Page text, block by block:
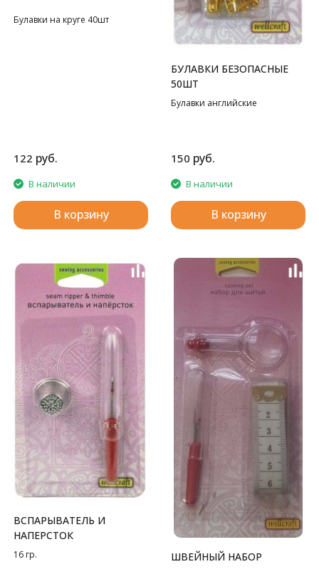
Булавки на круге 40шт
122 руб.
В наличии
В корзину
БУЛАВКИ БЕЗОПАСНЫЕ
50ШТ
Булавки английские
150 руб.
В наличии
В корзину
ВСПАРЫВАТЕЛЬ И
НАПЕРСТОК
16 гр. ШВЕЙНЫЙ НАБОР